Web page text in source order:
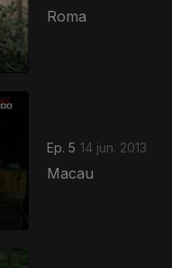
Roma
Ep. 5 14 jun. 2013
Macau